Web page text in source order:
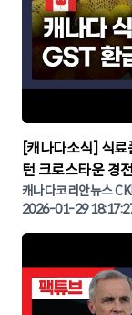
▶
[캐나다소식] 식료품
턴 크로스타운 경
캐나다코리안뉴스
캐나다코리안뉴스
2026-01-29